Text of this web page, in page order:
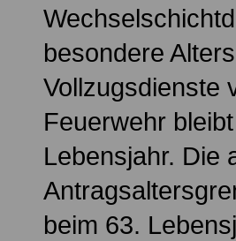
besondere
Vollzugsdienste
Feuerwehr
Lebensjahr. Die
beim 63.